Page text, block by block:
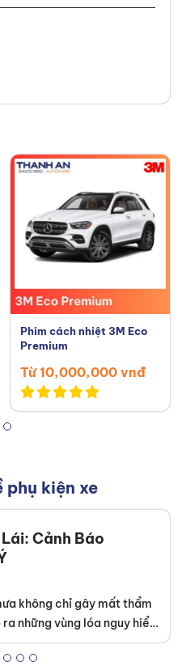
Phim cách nhiệt 3M Eco
Premium
Từ 10,000,000 vnđ
phụ kiện xe
Cảnh Báo
không chỉ gây mất thẩm
những vùng lóa nguy hiểm
đêm. Thanh An
xe thường bỏ qua những